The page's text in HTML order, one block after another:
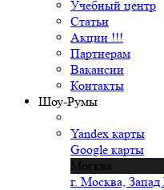
Учебный центр
Статьи
Акции !!!
Партнерам
Вакансии
Контакты
Шоу-Румы
Yandex карты
Google карты
Москва
г. Москва,